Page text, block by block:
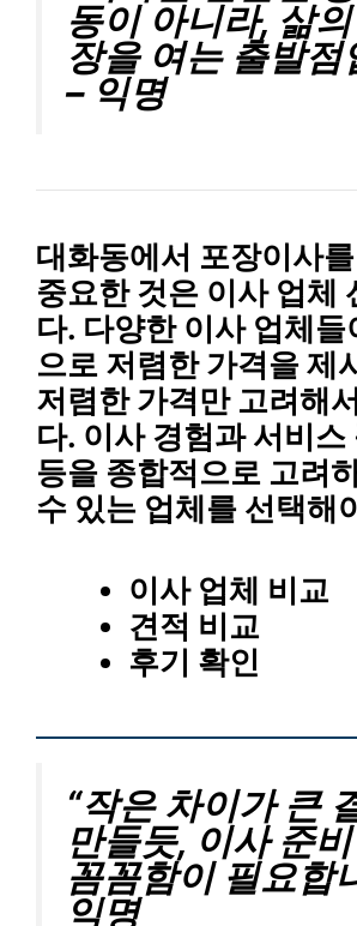
동이 아니라, 삶
장을 여는 출발점
– 익명
대화동에서 포장이사
중요한 것은 이사 업체
다. 다양한 이사 업체들
으로 저렴한 가격을 제
저렴한 가격만 고려해
다. 이사 경험과서비스
등을 종합적으로 고려
수 있는 업체를 선택해
이사 업체 비교
견적 비교
후기 확인
“작은 차이가 큰
만들듯, 이사 준
꼼꼼함이 필요합
익명